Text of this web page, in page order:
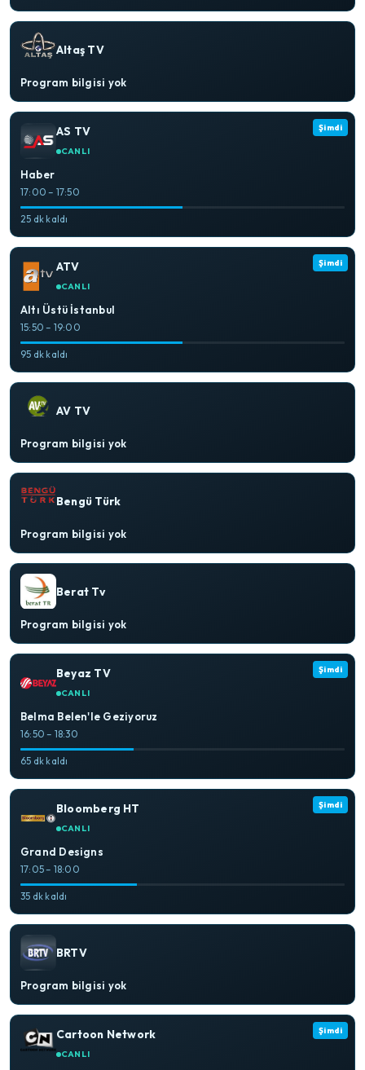
Altaş TV
Program bilgisi yok
Şimdi
AS TV
CANLI
Haber
17:00 – 17:50
25 dk kaldı
Şimdi
ATV
CANLI
Altı Üstü İstanbul
15:50 – 19:00
95 dk kaldı
AV TV
Program bilgisi yok
Bengü Türk
Program bilgisi yok
Berat Tv
Program bilgisi yok
Şimdi
Beyaz TV
CANLI
Belma Belen'le Geziyoruz
16:50 – 18:30
65 dk kaldı
Şimdi
Bloomberg HT
CANLI
Grand Designs
17:05 – 18:00
35 dk kaldı
BRTV
Program bilgisi yok
Şimdi
Cartoon Network
CANLI